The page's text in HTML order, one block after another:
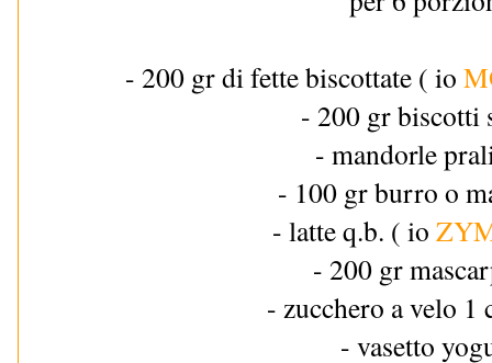
- 200 gr di fette biscottate ( io
- 200 gr biscotti
- mandorle
- 100 gr burro o
- latte q.b. ( io
- 200 gr
- zucchero a velo 1
- vasetto